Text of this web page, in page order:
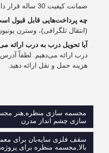
ضمانت کیفیت 30 ساله قرار دارند.
چه پرداخت‌هایی قابل قبول
(انتقال تلگرافی)، وسترن
آیا تحویل درب به درب ارائه
درب ارائه می‌دهیم. لطفاً آدرس
هزینه حمل و نقل ارائه دهید.
مجسمه سازی منظره,هنر
سازی چشم انداز مدرن
سقف فلزی سایه‌بان برای
بالا,مجسمه منظره برای